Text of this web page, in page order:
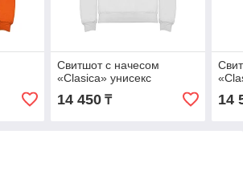
Свитшот с начесом
«Clasica» унисекс
14 450₸ 14